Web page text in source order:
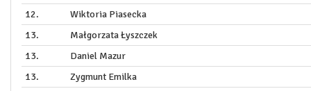
12.
Wiktoria Piasecka
13.
Małgorzata Łyszczek
13.
Daniel Mazur
13.
Zygmunt Emilka